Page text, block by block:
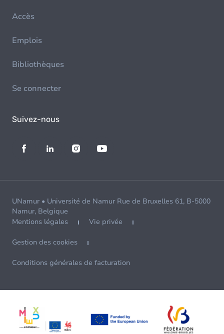
Accès
Emplois
Bibliothèques
Se connecter
Suivez-nous
UNamur • Université de Namur Rue de Bruxelles 61, B-5000
Namur, Belgique
Mentions légales
Vie privée
Gestion des cookies
Conditions générales de facturation